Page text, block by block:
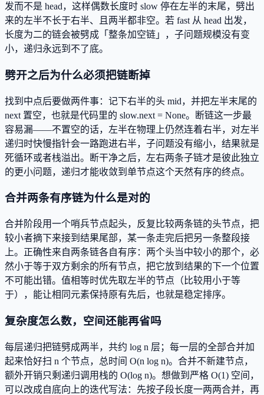
发而不是 head，这样偶数长度时 slow 停在左半的末尾，劈出
来的左半不长于右半、且两半都非空。若 fast 从 head 出发，
长度为二的链会被劈成「整条加空链」，子问题规模没有变
小，递归永远到不了底。
劈开之后为什么必须把链断掉
找到中点后要做两件事：记下右半的头 mid，并把左半末尾的
next 置空，也就是代码里的 slow.next = None。断链这一步最
容易漏——不置空的话，左半在物理上仍然连着右半，对左半
递归时快慢指针会一路跑进右半，子问题没有缩小，结果就是
死循环或者栈溢出。断干净之后，左右两条子链才是彼此独立
的更小问题，递归才能收敛到单节点这个天然有序的终点。
合并两条有序链为什么是对的
合并阶段用一个哨兵节点起头，反复比较两条链的头节点，把
较小者摘下来接到结果尾部，某一条走完后把另一条整段接
上。正确性来自两条链各自有序：两个头当中较小的那个，必
然小于等于双方剩余的所有节点，把它放到结果的下一个位置
不可能出错。值相等时优先取左半的节点（比较用小于等
于），能让相同元素保持原有先后，也就是稳定排序。
复杂度怎么数，空间还能再省吗
每层递归把链劈成两半，共约 log n 层；每一层的全部合并加
起来恰好扫 n 个节点，总时间 O(n log n)。合并不新建节点，
额外开销只剩递归调用栈的 O(log n)。想做到严格 O(1) 空间，
可以改成自底向上的迭代写法：先按子段长度一两两合并，再